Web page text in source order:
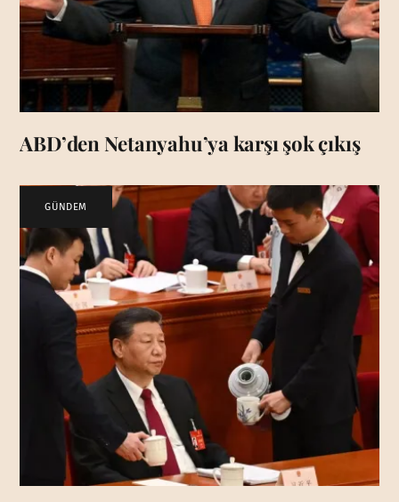
ABD’den Netanyahu’ya karşı şok çıkış
GÜNDEM